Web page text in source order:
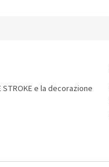
e la decorazione